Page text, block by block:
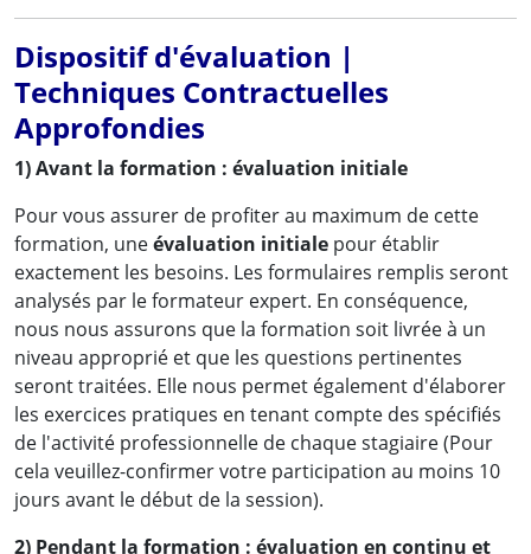
Dispositif d'évaluation |
Techniques Contractuelles
Approfondies
1) Avant la formation : évaluation initiale
Pour vous assurer de profiter au maximum de cette
formation, uneévaluation initiale pour établir
exactement les besoins. Les formulaires remplis seront
analysés par le formateur expert. En conséquence,
nous nous assurons que la formation soit livrée à un
niveau approprié et que les questions pertinentes
seront traitées. Elle nous permet également d'élaborer
les exercices pratiques en tenant compte des spécifiés
de l'activité professionnelle de chaque stagiaire (Pour
cela veuillez-confirmer votre participation au moins 10
jours avant le début de la session).
2) Pendant la formation : évaluation en continu et